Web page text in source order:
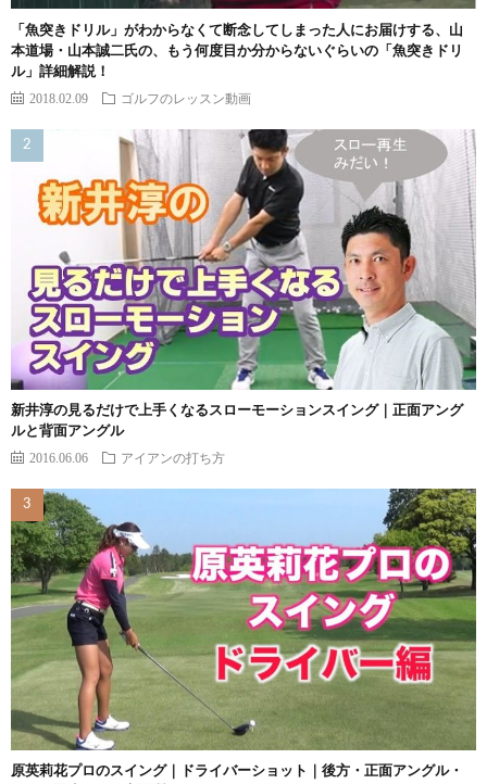
「魚突きドリル」がわからなくて断念してしまった人にお届けする、山
本道場・山本誠二氏の、もう何度目か分からないぐらいの「魚突きドリ
ル」詳細解説！
2018.02.09 ゴルフのレッスン動画
新井淳の見るだけで上手くなるスローモーションスイング｜正面アング
ルと背面アングル
2016.06.06 アイアンの打ち方
原英莉花プロのスイング｜ドライバーショット｜後方・正面アングル・